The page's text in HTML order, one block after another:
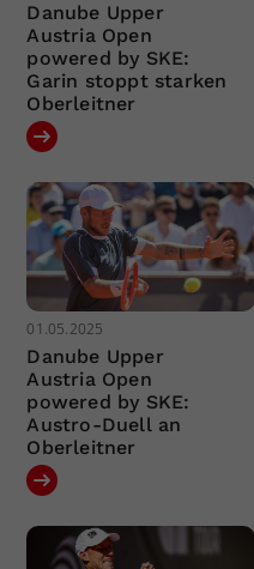
Danube Upper
Austria Open
powered by SKE:
Garin stoppt starken
Oberleitner
01.05.2025
Danube Upper
Austria Open
powered by SKE:
Austro-Duell an
Oberleitner